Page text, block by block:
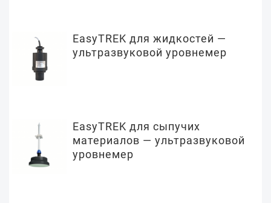
EasyTREK для жидкостей —
ультразвуковой уровнемер
EasyTREK для сыпучих
материалов — ультразвуковой
уровнемер